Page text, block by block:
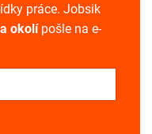
práce. Jobsik
okolípošle na e-